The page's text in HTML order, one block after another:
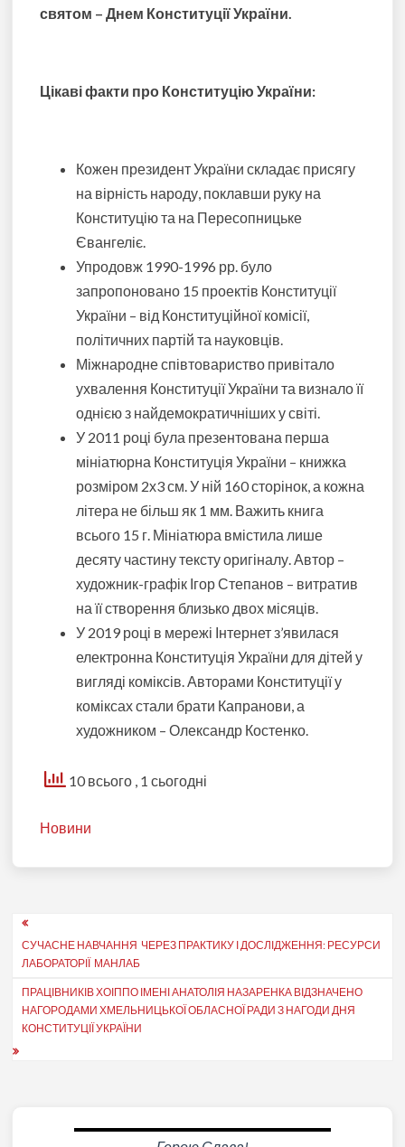
святом – Днем Конституції України.
Цікаві факти про Конституцію України:
Кожен президент України складає присягу
на вірність народу, поклавши руку на
Конституцію та на Пересопницьке
Євангеліє.
Упродовж 1990-1996 рр. було
запропоновано 15 проектів Конституції
України – від Конституційної комісії,
політичних партій та науковців.
Міжнародне співтовариство привітало
ухвалення Конституції України та визнало її
однією з найдемократичніших у світі.
У 2011 році була презентована перша
мініатюрна Конституція України – книжка
розміром 2х3 см. У ній 160 сторінок, а кожна
літера не більш як 1 мм. Важить книга
всього 15 г. Мініатюра вмістила лише
десяту частину тексту оригіналу. Автор –
художник-графік Ігор Степанов – витратив
на її створення близько двох місяців.
У 2019 році в мережі Інтернет з’явилася
електронна Конституція України для дітей у
вигляді коміксів. Авторами Конституції у
коміксах стали брати Капранови, а
художником – Олександр Костенко
10 всього , 1 сьогодні
Новини
Навігація
записів
СУЧАСНЕ НАВЧАННЯ ЧЕРЕЗ ПРАКТИКУ І ДОСЛІДЖЕННЯ: РЕСУРСИ
ЛАБОРАТОРІЇ МАНЛАБ
ПРАЦІВНИКІВ ХОІППО ІМЕНІ АНАТОЛІЯ НАЗАРЕНКА ВІДЗНАЧЕНО
НАГОРОДАМИ ХМЕЛЬНИЦЬКОЇ ОБЛАСНОЇ РАДИ З НАГОДИ ДНЯ
КОНСТИТУЦІЇ УКРАЇНИ